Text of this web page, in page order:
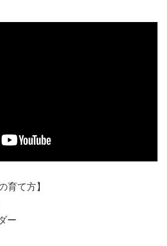
育て方】
ー